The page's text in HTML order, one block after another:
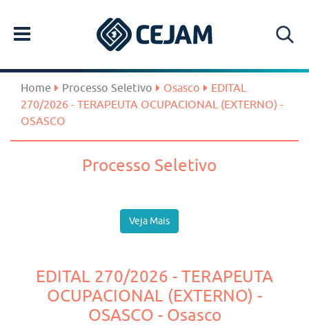
Home Processo Seletivo Osasco
EDITAL
270/2026 - TERAPEUTA OCUPACIONAL (EXTERNO) -
OSASCO
Processo Seletivo
Veja Mais
EDITAL 270/2026 - TERAPEUTA
OCUPACIONAL (EXTERNO) -
OSASCO - Osasco